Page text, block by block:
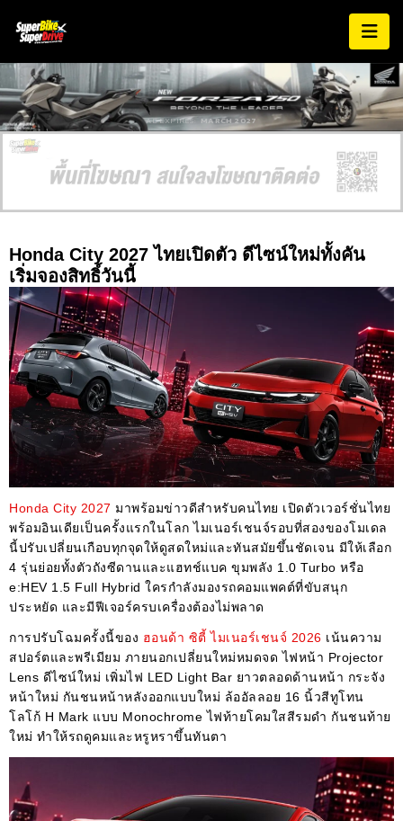
AD EXPIRES: MARCH 2027
Honda City 2027 ไทยเปิดตัว ดีไซน์ใหม่ทั้งคัน
เริ่มจองสิทธิ์วันนี้
Honda City 2027 มาพร้อมข่าวดีสำหรับคนไทย เปิดตัวเวอร์ชั่นไทย
พร้อมอินเดียเป็นครั้งแรกในโลก ไมเนอร์เชนจ์รอบที่สองของโมเดล
นี้ปรับเปลี่ยนเกือบทุกจุดให้ดูสดใหม่และทันสมัยขึ้นชัดเจน มีให้เลือก
4 รุ่นย่อยทั้งตัวถังซีดานและแฮทช์แบค ขุมพลัง 1.0 Turbo หรือ
e:HEV 1.5 Full Hybrid ใครกำลังมองรถคอมแพคต์ที่ขับสนุก
ประหยัด และมีฟีเจอร์ครบเครื่องต้องไม่พลาด
การปรับโฉมครั้งนี้ของ ฮอนด้า ซิตี้ ไมเนอร์เชนจ์ 2026 เน้นความ
สปอร์ตและพรีเมียม ภายนอกเปลี่ยนใหม่หมดจด ไฟหน้า Projector
Lens ดีไซน์ใหม่ เพิ่มไฟ LED Light Bar ยาวตลอดด้านหน้า กระจัง
หน้าใหม่ กันชนหน้าหลังออกแบบใหม่ ล้ออัลลอย 16 นิ้วสีทูโทน
โลโก้ H Mark แบบ Monochrome ไฟท้ายโคมใสสีรมดำ กันชนท้าย
ใหม่ ทำให้รถดูคมและหรูหราขึ้นทันตา